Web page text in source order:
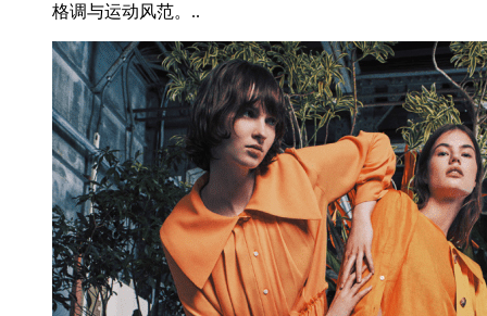
格调与运动风范。..